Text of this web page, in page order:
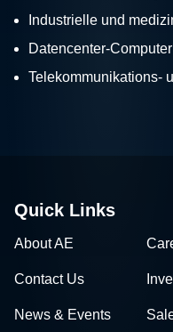
Industrielle und
Datencenter-Computer
Telekommunikations-
Quick Links
About AE
Contact Us
News & Events